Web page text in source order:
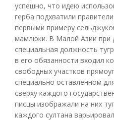
успешно, что идею
герба подхватили
первыми примеру
мамлюки. В Малой Азии при
специальная должность
в его обязанности входил
свободных участков
специально оставленном
сверху каждого
писцы изображали на них
каждого султана